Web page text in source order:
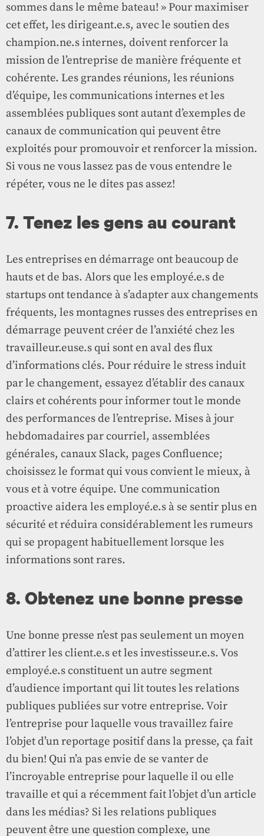
sommes dans le même bateau! » Pour maximiser
cet effet, les dirigeant.e.s, avec le soutien des
champion.ne.s internes, doivent renforcer la
mission de l’entreprise de manière fréquente et
cohérente. Les grandes réunions, les réunions
d’équipe, les communications internes et les
assemblées publiques sont autant d’exemples de
canaux de communication qui peuvent être
exploités pour promouvoir et renforcer la mission.
Si vous ne vous lassez pas de vous entendre le
répéter, vous ne le dites pas assez!
7. Tenez les gens au courant
Les entreprises en démarrage ont beaucoup de
hauts et de bas. Alors que les employé.e.s de
startups ont tendance à s’adapter aux changements
fréquents, les montagnes russes des entreprises en
démarrage peuvent créer de l’anxiété chez les
travailleur.euse.s qui sont en aval des flux
d’informations clés. Pour réduire le stress induit
par le changement, essayez d’établir des canaux
clairs et cohérents pour informer tout le monde
des performances de l’entreprise. Mises à jour
hebdomadaires par courriel, assemblées
générales, canaux Slack, pages Confluence;
choisissez le format qui vous convient le mieux, à
vous et à votre équipe. Une communication
proactive aidera les employé.e.s à se sentir plus en
sécurité et réduira considérablement les rumeurs
qui se propagent habituellement lorsque les
informations sont rares.
8. Obtenez une bonne presse
Une bonne presse n’est pas seulement un moyen
d’attirer les client.e.s et les investisseur.e.s. Vos
employé.e.s constituent un autre segment
d’audience important qui lit toutes les relations
publiques publiées sur votre entreprise. Voir
l’entreprise pour laquelle vous travaillez faire
l’objet d’un reportage positif dans la presse, ça fait
du bien! Qui n’a pas envie de se vanter de
l’incroyable entreprise pour laquelle il ou elle
travaille et qui a récemment fait l’objet d’un article
dans les médias? Si les relations publiques
peuvent être une question complexe, une